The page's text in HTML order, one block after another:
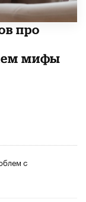
про
мифы
с